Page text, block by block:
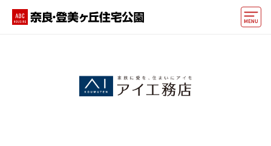
動画でモデルハウス見学